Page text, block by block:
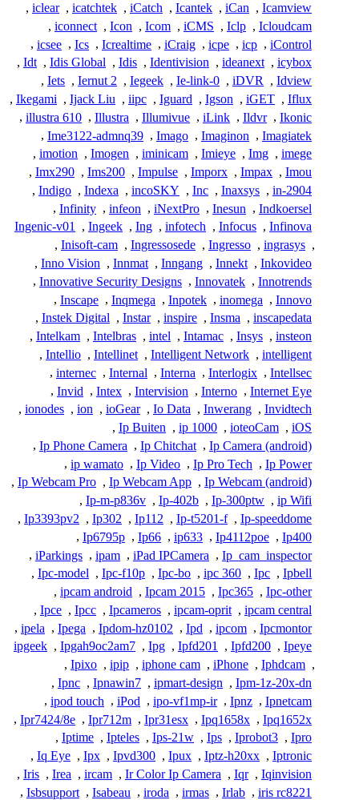
Icamview
,
iCan
,
Icantek
,
iCatch
,
icatchtek
,
iclear
,
Icloudcam
,
Iclp
,
iCMS
,
Icom
,
Icon
,
iconnect
,
iControl
,
icp
,
icpe
,
iCraig
,
Icrealtime
,
Ics
,
icsee
,
icybox
,
ideanext
,
Identivision
,
Idis
,
Idis Global
,
Idt
,
Idview
,
iDVR
,
Ie-link-0
,
Iegeek
,
Iernut 2
,
Iets
,
Iflux
,
iGET
,
Igson
,
Iguard
,
iipc
,
Ijack Liu
,
Ikegami
,
Ikonic
,
Ildvr
,
iLink
,
Illumivue
,
Illustra
,
illustra 610
,
Imagiatek
,
Imaginon
,
Imago
,
Ime3122-admnq39
,
imege
,
Img
,
Imieye
,
iminicam
,
Imogen
,
imotion
,
Imou
,
Impax
,
Imporx
,
Impulse
,
Ims200
,
Imx290
,
in-2904
,
Inaxsys
,
Inc
,
incoSKY
,
Indexa
,
Indigo
,
Indkoersel
,
Inesun
,
iNextPro
,
infeon
,
Infinity
,
Infinova
,
Infocus
,
infotech
,
Ing
,
Ingeek
,
Ingenic-v01
,
ingrasys
,
Ingresso
,
Ingressosede
,
Inisoft-cam
,
Inkovideo
,
Innekt
,
Inngang
,
Innmat
,
Inno Vision
,
Innotrends
,
Innovatek
,
Innovative Security Designs
,
Innovo
,
inomega
,
Inpotek
,
Inqmega
,
Inscape
,
inscapedata
,
Insma
,
inspire
,
Instar
,
Instek Digital
,
insteon
,
Insys
,
Intamac
,
intel
,
Intelbras
,
Intelkam
,
intelligent
,
Intelligent Network
,
Intellinet
,
Intellio
,
Intellsec
,
Interlogix
,
Interna
,
Internal
,
internec
,
Internet Eye
,
Interno
,
Intervision
,
Intex
,
Invid
,
Invidtech
,
Inwerang
,
Io Data
,
ioGear
,
ion
,
ionodes
,
iOS
,
ioteoCam
,
ip 1000
,
Ip Buiten
,
Ip Camera (android)
,
Ip Chitchat
,
Ip Phone Camera
,
Ip Power
,
Ip Pro Tech
,
Ip Video
,
ip wamato
,
Ip Webcam (android)
,
Ip Webcam App
,
Ip Webcam Pro
,
ip Wifi
,
Ip-300ptw
,
Ip-402b
,
Ip-m-p836v
,
Ip-speeddome
,
Ip-t5201-f
,
Ip112
,
Ip302
,
Ip3393pv2
,
Ip400
,
Ip4112poe
,
ip633
,
Ip66
,
Ip6795p
,
Ip_cam_inspector
,
iPad IPCamera
,
ipam
,
iParkings
,
Ipbell
,
Ipc
,
ipc 360
,
Ipc-bo
,
Ipc-f10p
,
Ipc-model
,
Ipc-other
,
Ipc365
,
Ipcam 2015
,
ipcam android
,
ipcam central
,
ipcam-oprit
,
Ipcameros
,
Ipcc
,
Ipce
,
Ipcmontor
,
ipcom
,
Ipd
,
Ipdom-hz0102
,
Ipega
,
ipela
,
Ipeye
,
Ipfd200
,
Ipfd201
,
Ipg
,
Ipgah9oc2am7
,
ipgeek
,
Iphdcam
,
iPhone
,
iphone cam
,
ipip
,
Ipixo
,
Ipm-1z-20x-dn
,
ipmart-design
,
Ipnawin7
,
Ipnc
,
Ipnetcam
,
Ipnz
,
ipo-vf1mp-ir
,
iPod
,
ipod touch
,
Ipq1652x
,
Ipq1658x
,
Ipr31esx
,
Ipr712m
,
Ipr7424/8e
,
Ipro
,
Iprobot3
,
Ips
,
Ips-21w
,
Ipteles
,
Iptime
,
Iptronic
,
Iptz-h20xx
,
Ipux
,
Ipvd300
,
Ipx
,
Iq Eye
,
Iqinvision
,
Iqr
,
Ir Color Ip Camera
,
ircam
,
Irea
,
Iris
,
iris rc8221
,
Irlab
,
irmas
,
iroda
,
Isabeau
,
Isbsupport
,